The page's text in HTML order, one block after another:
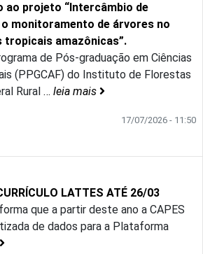
ao projeto “Intercâmbio de
monitoramento de árvores no
tropicais amazônicas”.
de Pós-graduação em Ciências
(PPGCAF) do Instituto de Florestas
Rural … leia mais
17/07/2026 - 11:50
LATTES ATÉ 26/03
que a partir deste ano a CAPES
de dados para a Plataforma